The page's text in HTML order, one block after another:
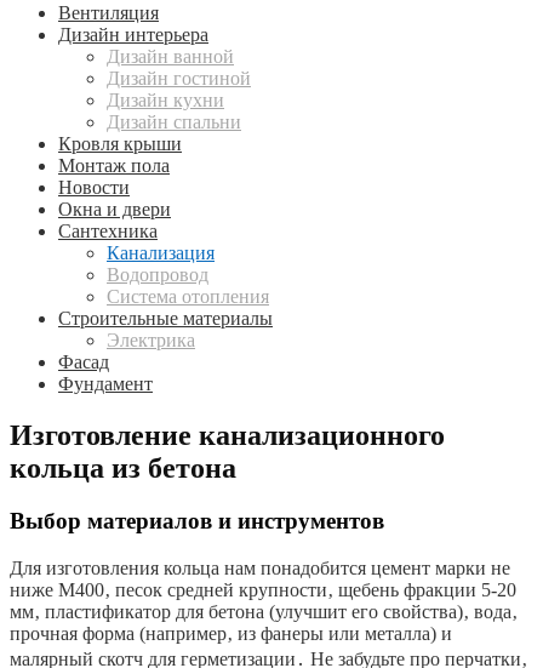
Вентиляция
Дизайн интерьера
Дизайн ванной
Дизайн гостиной
Дизайн кухни
Дизайн спальни
Кровля крыши
Монтаж пола
Новости
Окна и двери
Сантехника
Канализация
Водопровод
Система отопления
Строительные материалы
Электрика
Фасад
Фундамент
Изготовление канализационного
кольца из бетона
Выбор материалов и инструментов
Для изготовления кольца нам понадобится цемент марки не
ниже М400‚ песок средней крупности‚ щебень фракции 5-20
мм‚ пластификатор для бетона (улучшит его свойства)‚ вода‚
прочная форма (например‚ из фанеры или металла) и
малярный скотч для герметизации․ Не забудьте про перчатки‚